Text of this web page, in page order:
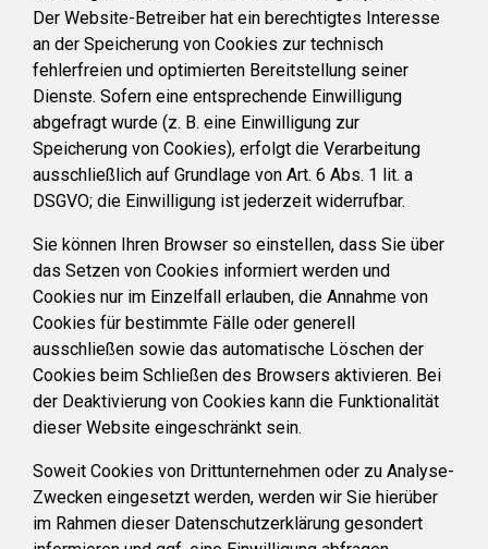
Der Website-Betreiber hat ein berechtigtes Interesse
an der Speicherung von Cookies zur technisch
fehlerfreien und optimierten Bereitstellung seiner
Dienste. Sofern eine entsprechende Einwilligung
abgefragt wurde (z. B. eine Einwilligung zur
Speicherung von Cookies), erfolgt die Verarbeitung
ausschließlich auf Grundlage von Art. 6 Abs. 1 lit. a
DSGVO; die Einwilligung ist jederzeit widerrufbar.
Sie können Ihren Browser so einstellen, dass Sie über
das Setzen von Cookies informiert werden und
Cookies nur im Einzelfall erlauben, die Annahme von
Cookies für bestimmte Fälle oder generell
ausschließen sowie das automatische Löschen der
Cookies beim Schließen des Browsers aktivieren. Bei
der Deaktivierung von Cookies kann die Funktionalität
dieser Website eingeschränkt sein.
Soweit Cookies von Drittunternehmen oder zu Analyse-
Zwecken eingesetzt werden, werden wir Sie hierüber
im Rahmen dieser Datenschutzerklärung gesondert